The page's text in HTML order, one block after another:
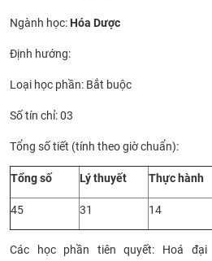
Ngành học: Hóa Dược
Định hướng:
Loại học phần: Bắt buộc
Số tín chỉ: 03
Tổng số tiết (tính theo giờ chuẩn):
Tổng số Lý thuyết Thực hành
45 31 14
Các học phần tiên quyết: Hoá đại